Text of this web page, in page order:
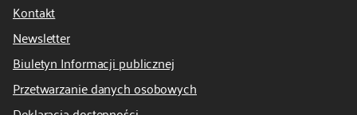
Kontakt
Newsletter
Biuletyn Informacji publicznej
Przetwarzanie danych osobowych